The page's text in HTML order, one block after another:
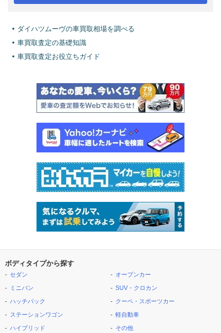
ダイハツムーヴの車買取相場を調べる
車買取査定の基礎知識
車買取査定お役立ちガイド
ボディタイプから探す
セダン
ミニバン
ハッチバック
ステーションワゴン
ハイブリッド
オープンカー
SUV・クロカン
クーペ・スポーツカー
軽自動車
その他